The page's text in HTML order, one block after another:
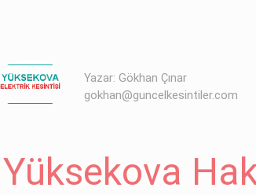
Yazar: Gökhan Çınar
gokhan@guncelkesintiler.com
Yüksekova